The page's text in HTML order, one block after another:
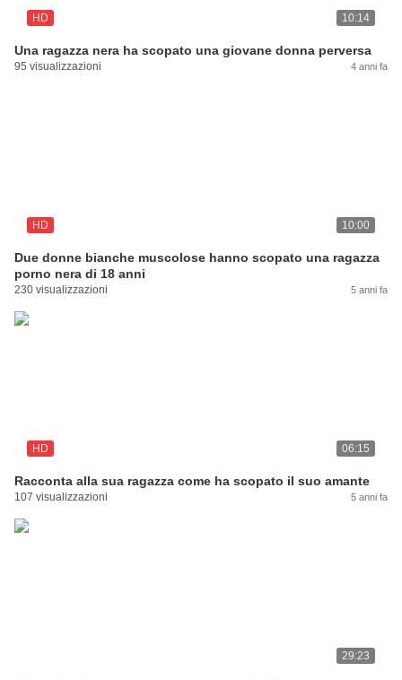
HD 10:14
Una ragazza nera ha scopato una giovane donna perversa
95 visualizzazioni 4 anni fa
HD 10:00
Due donne bianche muscolose hanno scopato una ragazza
porno nera di 18 anni
230 visualizzazioni 5 anni fa
HD 06:15
Racconta alla sua ragazza come ha scopato il suo amante
107 visualizzazioni 5 anni fa
29:23